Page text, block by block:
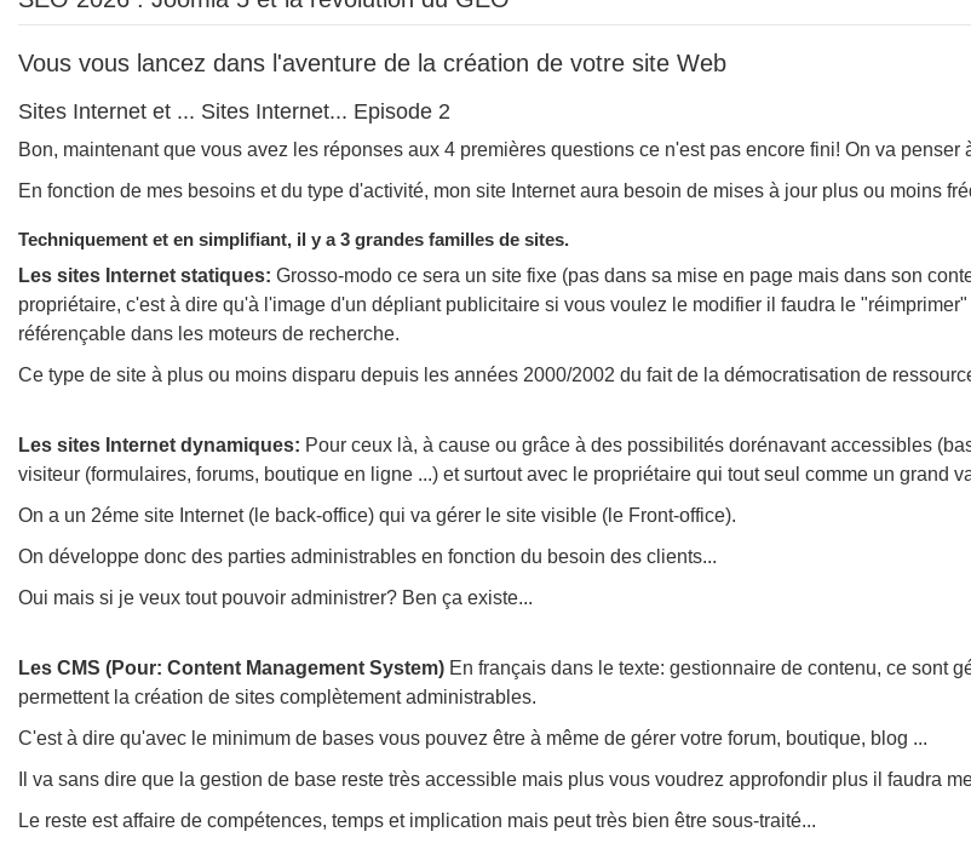
Vous vous lancez dans l'aventure de la création de votre site Web
Sites Internet et ... Sites Internet... Episode 2
Bon, maintenant que vous avez les réponses aux 4 premières questions ce n'est pas encore fini! On va penser
En fonction de mes besoins et du type d'activité, mon site Internet aura besoin de mises à jour plus ou moins
Techniquement et en simplifiant, il y a 3 grandes familles de sites.
Les sites Internet statiques: Grosso-modo ce sera un site fixe (pas dans sa mise en page mais dans son
propriétaire, c'est à dire qu'à l'image d'un dépliant publicitaire si vous voulez le modifier il faudra le
référençable dans les moteurs de recherche.
Ce type de site à plus ou moins disparu depuis les années 2000/2002 du fait de la démocratisation de
Les sites Internet dynamiques: Pour ceux là, à cause ou grâce à des possibilités dorénavant accessibles
visiteur (formulaires, forums, boutique en ligne ...) et surtout avec le propriétaire qui tout seul comme un grand
On a un 2éme site Internet (le back-office) qui va gérer le site visible (le Front-office).
On développe donc des parties administrables en fonction du besoin des clients...
Oui mais si je veux tout pouvoir administrer? Ben ça existe...
Les CMS (Pour: Content Management System) En français dans le texte: gestionnaire de contenu, ce sont
permettent la création de sites complètement administrables.
C'est à dire qu'avec le minimum de bases vous pouvez être à même de gérer votre forum, boutique, blog ...
Il va sans dire que la gestion de base reste très accessible mais plus vous voudrez approfondir plus il faudra
Le reste est affaire de compétences, temps et implication mais peut très bien être sous-traité...